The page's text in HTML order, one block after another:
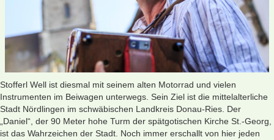
Stofferl Well ist diesmal mit seinem alten Motorrad und vielen
Instrumenten im Beiwagen unterwegs. Sein Ziel ist die mittelalterliche
Stadt Nördlingen im schwäbischen Landkreis Donau-Ries. Der
„Daniel“, der 90 Meter hohe Turm der spätgotischen Kirche St.-Georg,
ist das Wahrzeichen der Stadt. Noch immer erschallt von hier jeden